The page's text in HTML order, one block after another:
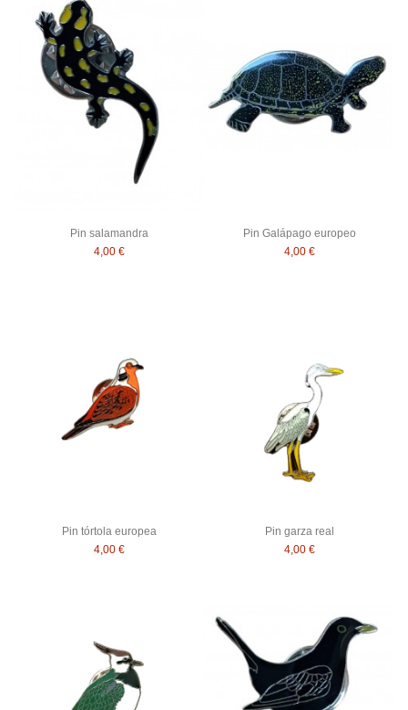
Pin salamandra
4,00 €
Pin Galápago europeo
4,00 €
Pin tórtola europea
4,00 €
Pin garza real
4,00 €